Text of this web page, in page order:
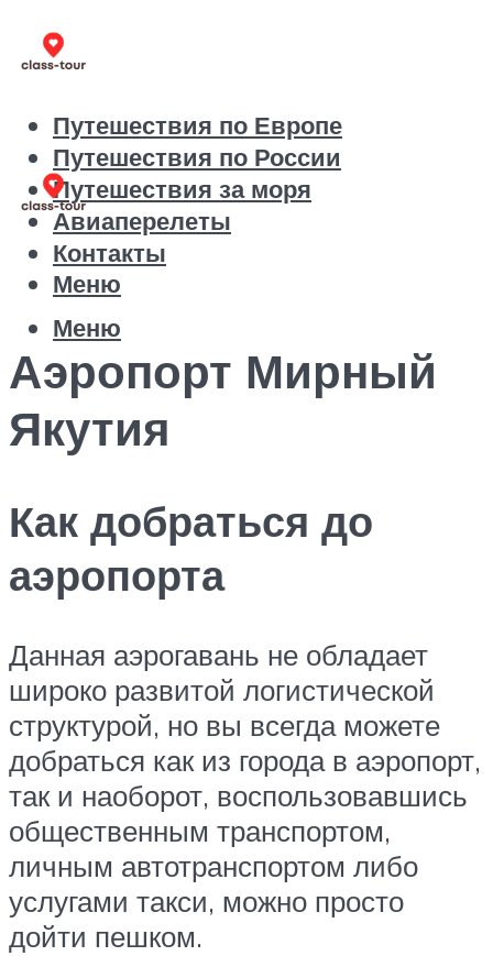
Путешествия по Европе
Путешествия по России
Путешествия за моря
Авиаперелеты
Контакты
Меню
Меню
Аэропорт Мирный
Якутия
Как добраться до
аэропорта
Данная аэрогавань не обладает
широко развитой логистической
структурой, но вы всегда можете
добраться как из города в аэропорт,
так и наоборот, воспользовавшись
общественным транспортом,
личным автотранспортом либо
услугами такси, можно просто
дойти пешком.